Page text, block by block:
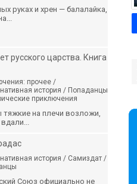
руках и хрен — балалайка,
русского царства. Книга
прочее /
история / Попаданцы
приключения
на плечи возложи,
история / Самиздат /
Союз официально не